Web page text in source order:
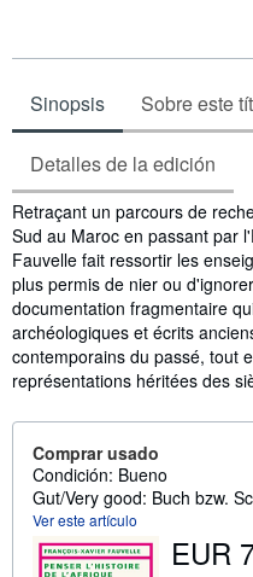
Sinopsis Sobre este
Detalles de la edición
Sinopsis
Retraçant un parcours de
Sud au Maroc en passant par
Fauvelle fait ressortir les
plus permis de nier ou
documentation fragmentaire
archéologiques et écrits
contemporains du passé, tout
représentations héritées des
Comprar usado
Condición: Bueno
Gut/Very good: Buch bzw.
Ver este artículo
EUR